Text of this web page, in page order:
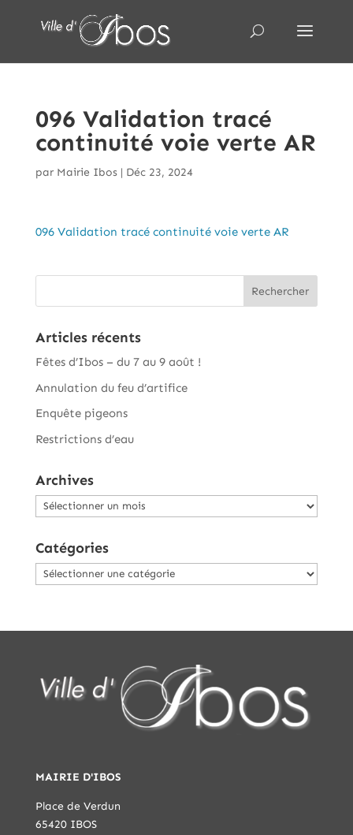
096 Validation tracé
continuité voie verte AR
par Mairie Ibos| Déc 23, 2024
096 Validation tracé continuité voie verte AR
Articles récents
Fêtes d’Ibos – du 7 au 9 août !
Annulation du feu d’artifice
Enquête pigeons
Restrictions d’eau
Archives
Archives
Catégories
Catégories
MAIRIE D'IBOS
Place de Verdun
65420 IBOS